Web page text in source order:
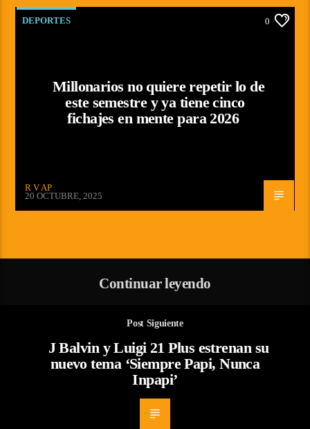
DEPORTES 0
Millonarios no quiere repetir lo de
este semestre y ya tiene cinco
fichajes en mente para 2026
R V AP
20 OCTUBRE, 2025
Continuar leyendo
Post Siguiente
J Balvin y Luigi 21 Plus estrenan su
nuevo tema ‘Siempre Papi, Nunca
Inpapi’